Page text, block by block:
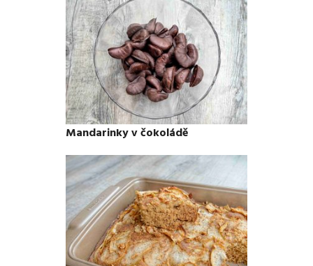
Mandarinky v čokoládě